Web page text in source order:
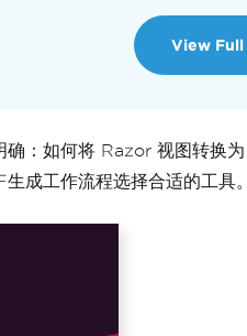
View Full
确：如何将 Razor 视图转换
工作流程选择合适的工具。